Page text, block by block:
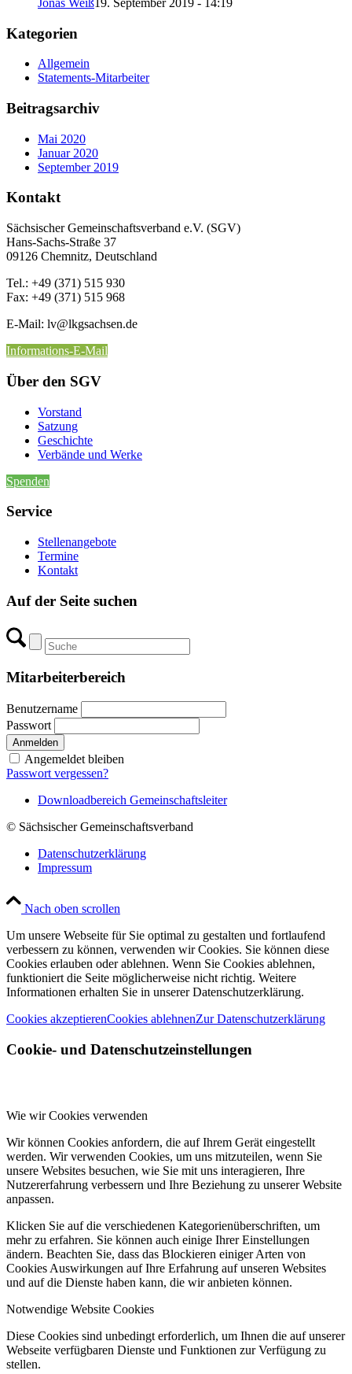
Kategorien
Allgemein
Statements-Mitarbeiter
Beitragsarchiv
Mai 2020
Januar 2020
September 2019
Kontakt
Sächsischer Gemeinschaftsverband e.V. (SGV)
Hans-Sachs-Straße 37
09126 Chemnitz, Deutschland
Tel.: +49 (371) 515 930
Fax: +49 (371) 515 968
E-Mail: lv@lkgsachsen.de
Informations-E-Mail
Über den SGV
Vorstand
Satzung
Geschichte
Verbände und Werke
Spenden
Service
Stellenangebote
Termine
Kontakt
Auf der Seite suchen
Mitarbeiterbereich
Benutzername
Passwort
Angemeldet bleiben
Passwort vergessen?
Downloadbereich Gemeinschaftsleiter
© Sächsischer Gemeinschaftsverband
Datenschutzerklärung
Impressum
Nach oben scrollen
Um unsere Webseite für Sie optimal zu gestalten und fortlaufend
verbessern zu können, verwenden wir Cookies. Sie können diese
Cookies erlauben oder ablehnen. Wenn Sie Cookies ablehnen,
funktioniert die Seite möglicherweise nicht richtig. Weitere
Informationen erhalten Sie in unserer Datenschutzerklärung.
Cookies akzeptierenCookies ablehnenZur Datenschutzerklärung
Cookie- und Datenschutzeinstellungen
Wie wir Cookies verwenden
Wir können Cookies anfordern, die auf Ihrem Gerät eingestellt
werden. Wir verwenden Cookies, um uns mitzuteilen, wenn Sie
unsere Websites besuchen, wie Sie mit uns interagieren, Ihre
Nutzererfahrung verbessern und Ihre Beziehung zu unserer Website
anpassen.
Klicken Sie auf die verschiedenen Kategorienüberschriften, um
mehr zu erfahren. Sie können auch einige Ihrer Einstellungen
ändern. Beachten Sie, dass das Blockieren einiger Arten von
Cookies Auswirkungen auf Ihre Erfahrung auf unseren Websites
und auf die Dienste haben kann, die wir anbieten können.
Notwendige Website Cookies
Diese Cookies sind unbedingt erforderlich, um Ihnen die auf unserer
Webseite verfügbaren Dienste und Funktionen zur Verfügung zu
stellen.